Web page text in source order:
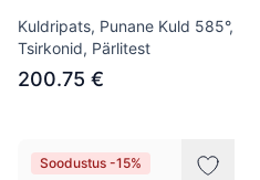
Kuldripats, Punane Kuld 585°,
Tsirkonid, Pärlitest
200.75 €
Soodustus -15%